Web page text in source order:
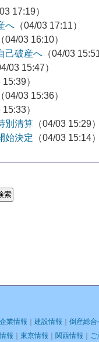
17:19）
へ （04/03 17:11）
（04/03 16:10）
己破産へ （04/03
03 15:47）
15:39）
（04/03 15:36）
15:33）
別清算 （04/03 15:29
始決定 （04/03 15:14
企業情報 建設情報
倒産総合
報 東京情報 関西情報 ご